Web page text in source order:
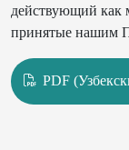
действующий как
принятые нашим
влияющими на
При этом особое
PDF